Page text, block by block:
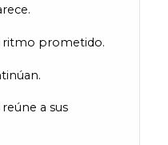
ritmo prometido.
a sus